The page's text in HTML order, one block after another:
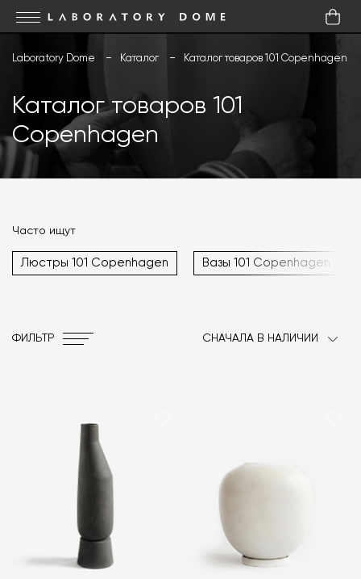
Laboratory Dome Каталог Каталог товаров 101 Copenhagen
Каталог товаров 101
Copenhagen
Часто ищут
Люстры 101 Copenhagen Вазы 101 Copenhagen
ФИЛЬТР СНАЧАЛА В НАЛИЧИИ